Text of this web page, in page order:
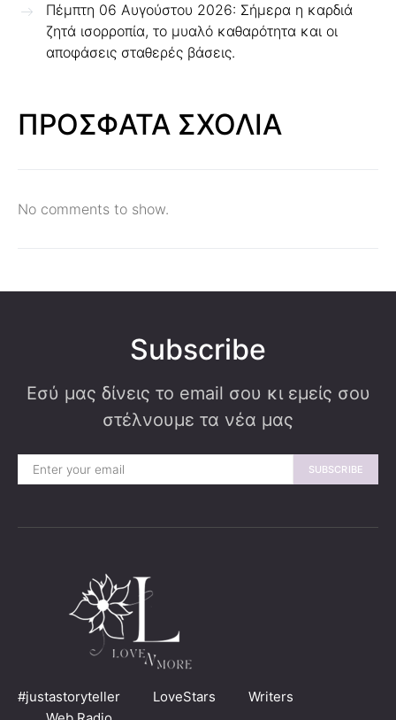
Πέμπτη 06 Αυγούστου 2026: Σήμερα η καρδιά
ζητά ισορροπία, το μυαλό καθαρότητα και οι
αποφάσεις σταθερές βάσεις.
ΠΡΟΣΦΑΤΑ ΣΧΟΛΙΑ
No comments to show.
Subscribe
Εσύ μας δίνεις το email σου κι εμείς σου
στέλνουμε τα νέα μας
SUBSCRIBE
#justastoryteller LoveStars
Writers